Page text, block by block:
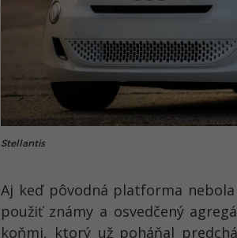
Stellantis
Aj keď pôvodná platforma
použiť známy a osvedčený
koňmi, ktorý už poháňal